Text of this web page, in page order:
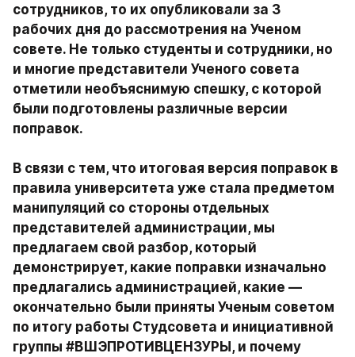
сотрудников, то их опубликовали за 3
рабочих дня до рассмотрения на Ученом
совете. Не только студенты и сотрудники, но
и многие представители Ученого совета
отметили необъяснимую спешку, с которой
были подготовлены различные версии
поправок.
В связи с тем, что итоговая версия поправок в
правила университета уже стала предметом
манипуляций со стороны отдельных
представителей администрации, мы
предлагаем свой разбор, который
демонстрирует, какие поправки изначально
предлагались администрацией, какие —
окончательно были приняты Ученым советом
по итогу работы Студсовета и инициативной
группы #ВШЭПРОТИВЦЕНЗУРЫ, и почему